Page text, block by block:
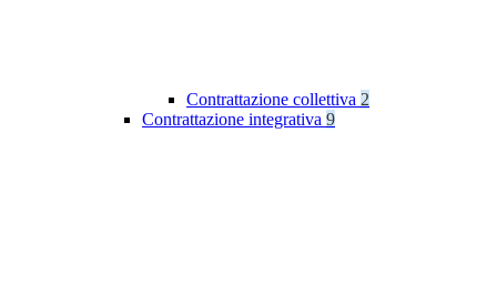
Contrattazione collettiva 2
Contrattazione integrativa 9